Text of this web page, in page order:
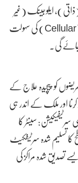
ایلوجینک (غیر
سے منتقلی)، اور جدید سیلولر تھراپی (Cellular Therapy) کی سہولت
گی۔
کو پیچیدہ علاج کے
اور ملک کے اندر ہی
سینٹر کا
تسلیم شدہ سرٹیفکیٹ
شدہ مراکز کی